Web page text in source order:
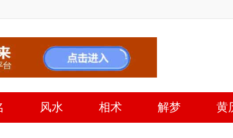
风水 相术 解梦 黄